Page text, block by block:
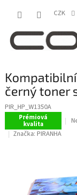
CZK
Kompatibilní
černý toner
PIR_HP_W1350A
Prémiová
kvalita
5
Značka: PIRANHA